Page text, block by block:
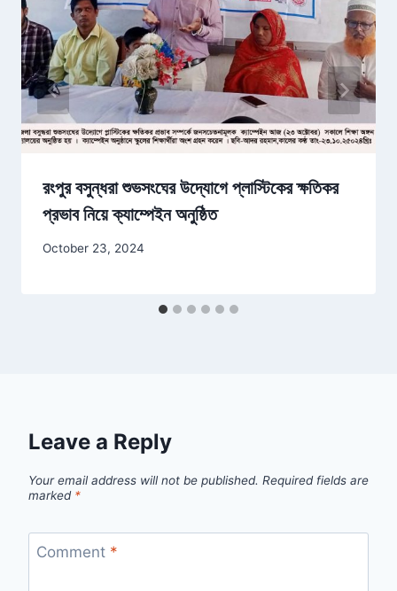
রংপুর বসুন্ধরা শুভসংঘের উদ্যোগে প্লাস্টিকের ক্ষতিকর
প্রভাব নিয়ে ক্যাম্পেইন অনুষ্ঠিত
October 23, 2024
Leave a Reply
Your email address will not be published. Required fields are
marked *
Comment *